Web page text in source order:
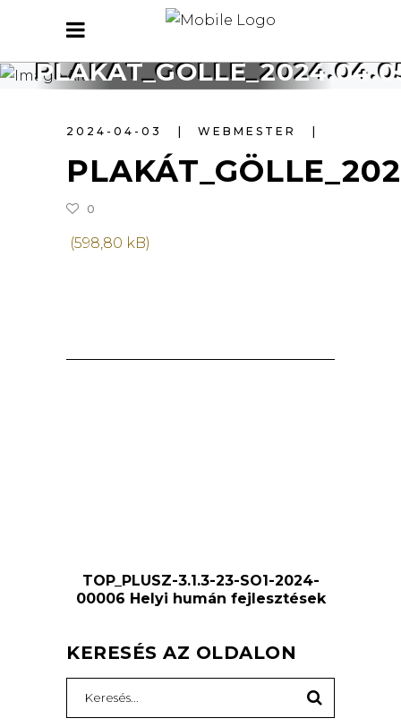
2024-04-03 WEBMESTER
0
TOP_PLUSZ-3.1.3-23-SO1-2024-
00006 Helyi humán fejlesztések
KERESÉS AZ OLDALON
for: